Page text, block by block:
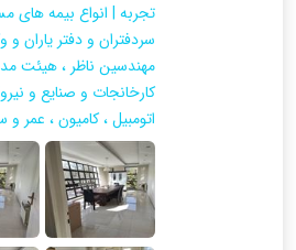
تجربه | انواع بيمه هاي
سردفتران و دفتر ياران و
مهندسين ناظر ، هيئت
كارخانجات و صنايع و
اتومبيل ، كاميون ، عمر